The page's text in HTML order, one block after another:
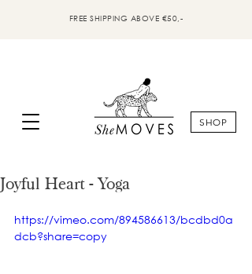
FREE SHIPPING ABOVE €50,-
SHOP
Joyful Heart - Yoga
https://vimeo.com/894586613/bcdbd0a
dcb?share=copy